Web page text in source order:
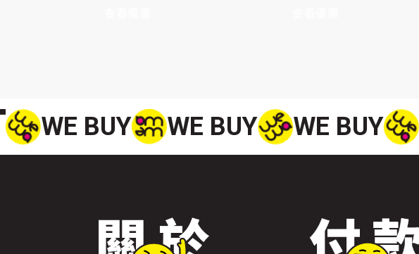
WE BUY WE BUY WE BUY